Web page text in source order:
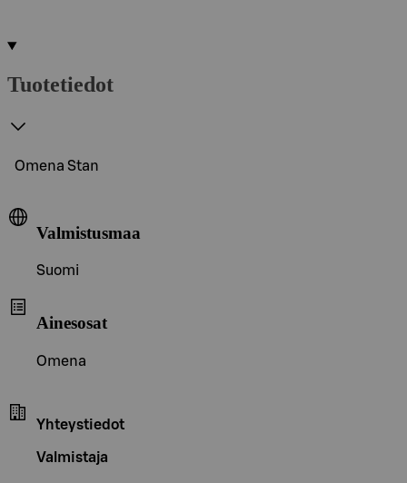
Tuotetiedot
Omena Stan
Valmistusmaa
Suomi
Ainesosat
Omena
Yhteystiedot
Valmistaja